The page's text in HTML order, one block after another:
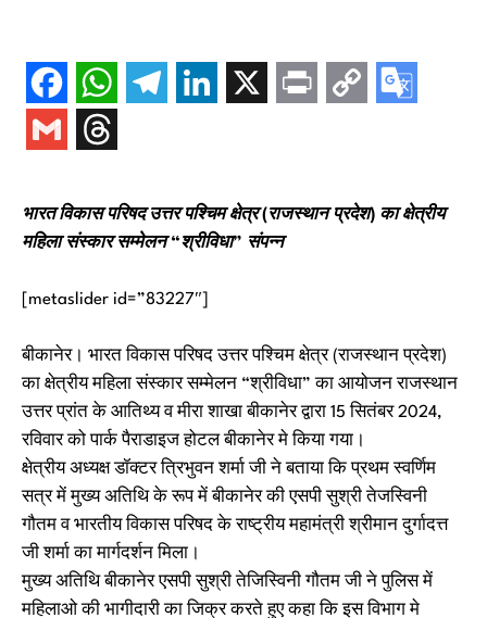
भारत विकास परिषद उत्तर पश्चिम क्षेत्र (राजस्थान प्रदेश) का क्षेत्रीय
महिला संस्कार सम्मेलन “श्रीविधा” संपन्न
[metaslider id=”83227″]
बीकानेर। भारत विकास परिषद उत्तर पश्चिम क्षेत्र (राजस्थान प्रदेश)
का क्षेत्रीय महिला संस्कार सम्मेलन “श्रीविधा” का आयोजन राजस्थान
उत्तर प्रांत के आतिथ्य व मीरा शाखा बीकानेर द्वारा 15 सितंबर 2024,
रविवार को पार्क पैराडाइज होटल बीकानेर मे किया गया।
क्षेत्रीय अध्यक्ष डॉक्टर त्रिभुवन शर्मा जी ने बताया कि प्रथम स्वर्णिम
सत्र में मुख्य अतिथि के रूप में बीकानेर की एसपी सुश्री तेजस्विनी
गौतम व भारतीय विकास परिषद के राष्ट्रीय महामंत्री श्रीमान दुर्गादत्त
जी शर्मा का मार्गदर्शन मिला।
मुख्य अतिथि बीकानेर एसपी सुश्री तेजिस्विनी गौतम जी ने पुलिस में
महिलाओ की भागीदारी का जिक्र करते हुए कहा कि इस विभाग मे